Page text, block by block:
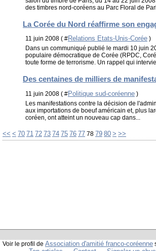
des timbres nord-coréens au Parc Floral de
La Corée du Nord réaffirme son
11 juin 2008 ( #Relations Etats-Unis-Corée )
Dans un communiqué publié le mardi 10 juin
populaire démocratique de Corée (RPDC,
toute forme de terrorisme. Un rappel qui
Des centaines de milliers de
11 juin 2008 ( #Politique sud-coréenne )
Les manifestations contre la décision de
aux importations de boeuf américain et, plus
coréen, ont atteint un nouveau cap dans...
<< < 10
20
30
40
50
60
70 71 72 73 74 75 76 77 78 79 80 90
> >>
Voir le profil de Association d'amitié franco-coréenne